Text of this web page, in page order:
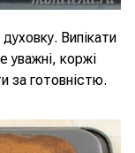
Випікати
уважні, коржі
за готовністю.